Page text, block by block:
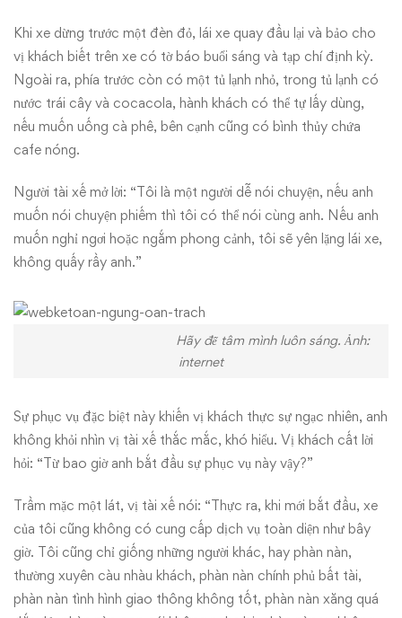
Khi xe dừng trước một đèn đỏ, lái xe quay đầu lại và bảo cho
vị khách biết trên xe có tờ báo buổi sáng và tạp chí định kỳ.
Ngoài ra, phía trước còn có một tủ lạnh nhỏ, trong tủ lạnh có
nước trái cây và cocacola, hành khách có thể tự lấy dùng,
nếu muốn uống cà phê, bên cạnh cũng có bình thủy chứa
cafe nóng.
Người tài xế mở lời: “Tôi là một người dễ nói chuyện, nếu anh
muốn nói chuyện phiếm thì tôi có thể nói cùng anh. Nếu anh
muốn nghỉ ngơi hoặc ngắm phong cảnh, tôi sẽ yên lặng lái xe,
không quấy rầy anh.”
Hãy để tâm mình luôn sáng. Ảnh:
internet
Sự phục vụ đặc biệt này khiến vị khách thực sự ngạc nhiên, anh
không khỏi nhìn vị tài xế thắc mắc, khó hiểu. Vị khách cất lời
hỏi: “Từ bao giờ anh bắt đầu sự phục vụ này vậy?”
Trầm mặc một lát, vị tài xế nói: “Thực ra, khi mới bắt đầu, xe
của tôi cũng không có cung cấp dịch vụ toàn diện như bây
giờ. Tôi cũng chỉ giống những người khác, hay phàn nàn,
thường xuyên càu nhàu khách, phàn nàn chính phủ bất tài,
phàn nàn tình hình giao thông không tốt, phàn nàn xăng quá